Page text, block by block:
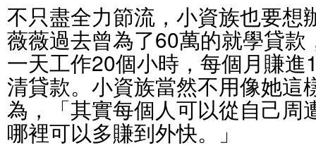
不只盡全力節流，小資族也要想
薇薇過去曾為了60萬的就學貸
一天工作20個小時，每個月賺
清貸款。小資族當然不用像她這
為，「其實每個人可以從自己周
哪裡可以多賺到外快。」